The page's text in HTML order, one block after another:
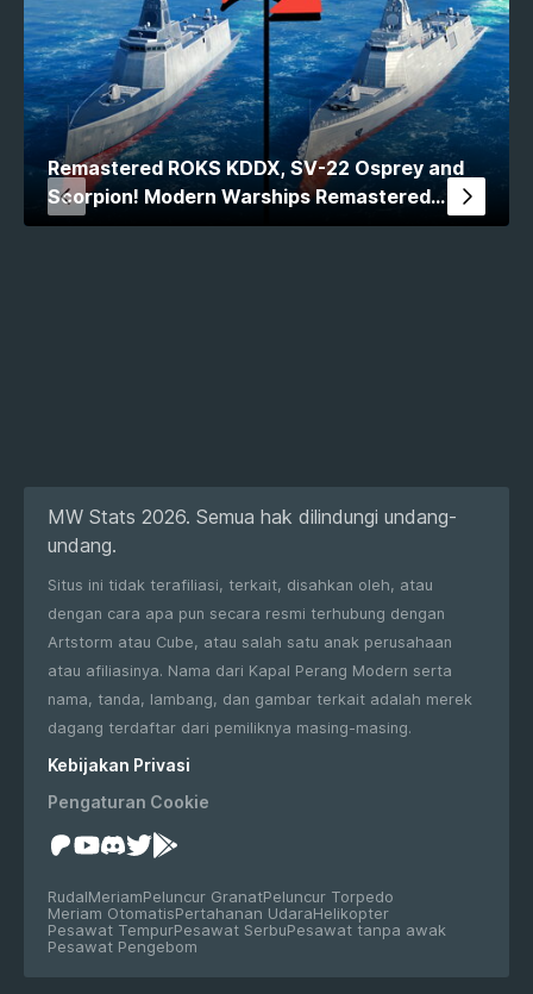
Remastered ROKS KDDX, SV-22 Osprey and
Scorpion! Modern Warships Remastered
Comparison
MW Stats 2026. Semua hak dilindungi undang-
undang.
Situs ini tidak terafiliasi, terkait, disahkan oleh, atau
dengan cara apa pun secara resmi terhubung dengan
Artstorm atau Cube, atau salah satu anak perusahaan
atau afiliasinya. Nama dari Kapal Perang Modern serta
nama, tanda, lambang, dan gambar terkait adalah merek
dagang terdaftar dari pemiliknya masing-masing.
Kebijakan Privasi
Pengaturan Cookie
RudalMeriamPeluncur GranatPeluncur Torpedo
Meriam OtomatisPertahanan UdaraHelikopter
Pesawat TempurPesawat SerbuPesawat tanpa awak
Pesawat Pengebom